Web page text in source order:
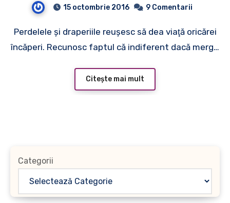
15 octombrie 2016 9 Comentarii
Perdelele şi draperiile reuşesc să dea viaţă oricărei
încăperi. Recunosc faptul că indiferent dacă merg…
Citește mai mult
Categorii